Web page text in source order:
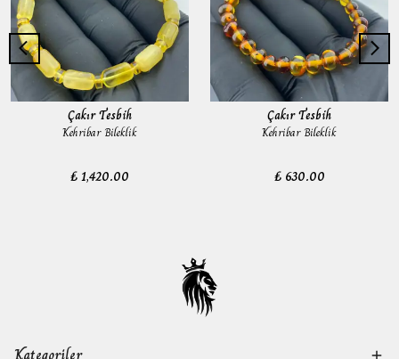
Çakır Tesbih
Kehribar Bileklik
₺ 1,420.00
Çakır Tesbih
Kehribar Bileklik
₺ 630.00